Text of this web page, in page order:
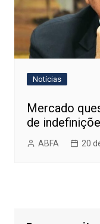
Notícias
Mercado
de
ABFA 20